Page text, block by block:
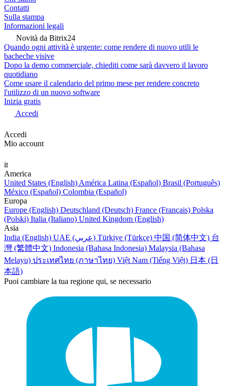
Contatti
Sulla stampa
Informazioni legali
Novità da Bitrix24
Quando ogni attività è urgente: come rendere di nuovo utili le
bacheche visive
Dopo la demo commerciale, chiediti come sarà davvero il lavoro
quotidiano
Come usare il calendario del primo mese per rendere concreto
l'utilizzo di un nuovo software
Inizia gratis
Accedi
Accedi
Mio account
it
America
United States (English) América Latina (Español) Brasil (Português)
México (Español) Colombia (Español)
Europa
Europe (English) Deutschland (Deutsch) France (Français) Polska
(Polski) Italia (Italiano) United Kingdom (English)
Asia
India (English)
UAE (عربي) Türkiye (Türkçe) 中国 (简体中文) 台
灣 (繁體中文) Indonesia (Bahasa Indonesia) Malaysia (Bahasa
Melayu) ประเทศไทย (ภาษาไทย) Việt Nam (Tiếng Việt) 日本 (日
本語)
Puoi cambiare la tua regione qui, se necessario